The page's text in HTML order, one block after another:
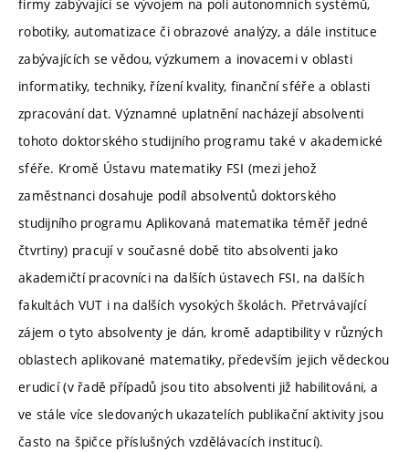
firmy zabývající se vývojem na poli autonomních systémů,
robotiky, automatizace či obrazové analýzy, a dále instituce
zabývajících se vědou, výzkumem a inovacemi v oblasti
informatiky, techniky, řízení kvality, finanční sféře a oblasti
zpracování dat. Významné uplatnění nacházejí absolventi
tohoto doktorského studijního programu také v akademické
sféře. Kromě Ústavu matematiky FSI (mezi jehož
zaměstnanci dosahuje podíl absolventů doktorského
studijního programu Aplikovaná matematika téměř jedné
čtvrtiny) pracují v současné době tito absolventi jako
akademičtí pracovníci na dalších ústavech FSI, na dalších
fakultách VUT i na dalších vysokých školách. Přetrvávající
zájem o tyto absolventy je dán, kromě adaptibility v různých
oblastech aplikované matematiky, především jejich vědeckou
erudicí (v řadě případů jsou tito absolventi již habilitováni, a
ve stále více sledovaných ukazatelích publikační aktivity jsou
často na špičce příslušných vzdělávacích institucí).